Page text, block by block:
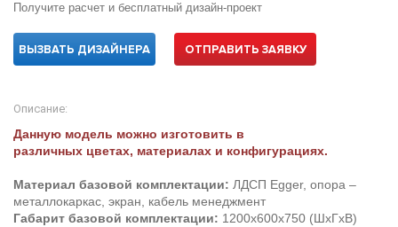
Получите расчет и бесплатный дизайн-проект
ВЫЗВАТЬ ДИЗАЙНЕРА ОТПРАВИТЬ ЗАЯВКУ
Описание:
Данную модель можно изготовить в
различных цветах, материалах и конфигурациях.
Материал базовой комплектации: ЛДСП Egger, опора –
металлокаркас, экран, кабель менеджмент
Габарит базовой комплектации: 1200х600х750 (ШхГхВ)